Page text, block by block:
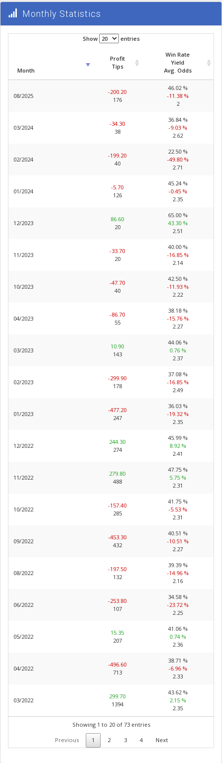
Monthly Statistics
Show entries
Month
Profit
Tips
Win Rate
Yield
Avg. Odds
08/2025
-200.20
176
46.02 %
-11.38 %
2
03/2024
-34.30
38
36.84 %
-9.03 %
2.62
02/2024
-199.20
40
22.50 %
-49.80 %
2.71
01/2024
-5.70
126
45.24 %
-0.45 %
2.35
12/2023
86.60
20
65.00 %
43.30 %
2.51
11/2023
-33.70
20
40.00 %
-16.85 %
2.14
10/2023
-47.70
40
42.50 %
-11.93 %
2.22
04/2023
-86.70
55
38.18 %
-15.76 %
2.27
03/2023
10.90
143
44.06 %
0.76 %
2.37
02/2023
-299.90
178
37.08 %
-16.85 %
2.49
01/2023
-477.20
247
36.03 %
-19.32 %
2.35
12/2022
244.30
274
45.99 %
8.92 %
2.41
11/2022
279.80
488
47.75 %
5.75 %
2.31
10/2022
-157.40
285
41.75 %
-5.53 %
2.31
09/2022
-453.30
432
40.51 %
-10.51 %
2.27
08/2022
-197.50
132
39.39 %
-14.96 %
2.16
06/2022
-253.80
107
34.58 %
-23.72 %
2.25
05/2022
15.35
207
41.06 %
0.74 %
2.36
04/2022
-496.60
713
38.71 %
-6.96 %
2.33
03/2022
299.70
1394
43.62 %
2.15 %
2.35
Showing 1 to 20 of 73 entries
Previous 1 2 3 4 Next